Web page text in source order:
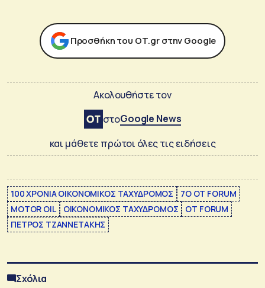
Προσθήκη του ΟΤ.gr στην Google
Ακολουθήστε τον
στοGoogle News
και μάθετε πρώτοι όλες τις ειδήσεις
100 ΧΡΟΝΙΑ ΟΙΚΟΝΟΜΙΚΟΣ ΤΑΧΥΔΡΟΜΟΣ
7Ο OT FORUM
MOTOR OIL
ΟΙΚΟΝΟΜΙΚΟΣ ΤΑΧΥΔΡΟΜΟΣ
ΟΤ FORUM
ΠΕΤΡΟΣ ΤΖΑΝΝΕΤΑΚΗΣ
Σχόλια